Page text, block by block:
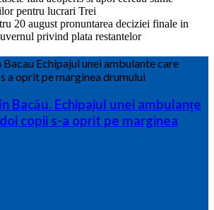
Bacău. Echipajul unei ambulanțe
copii s-a oprit pe marginea